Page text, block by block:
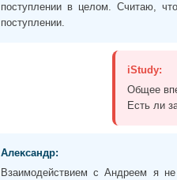
поступлении в целом. Считаю,
поступлении.
iStudy:
Общее
Есть ли
Алеĸсандр:
Взаимодействием с Андреем я